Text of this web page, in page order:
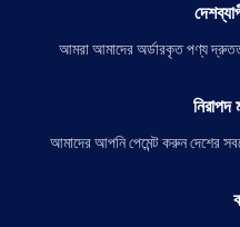
আমরা আমাদের অর্ডারকৃত পণ্য
আমাদের আপনি পেমেন্ট করুন দেশের